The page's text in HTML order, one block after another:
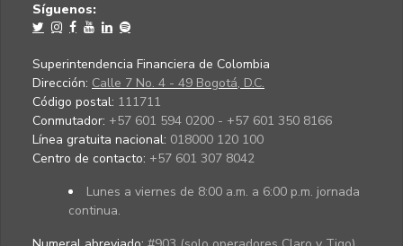
Síguenos:
Superintendencia Financiera de Colombia
Dirección: Calle 7 No. 4 - 49 Bogotá, D.C.
Código postal: 111711
Conmutador: +57 601 594 0200 - +57 601 350 8166
Línea gratuita nacional: 018000 120 100
Centro de contacto: +57 601 307 8042
Lunes a viernes de 8:00 a.m. a 6:00 p.m. jornada
continua.